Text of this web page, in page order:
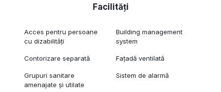
Facilități
Acces pentru persoane
cu dizabilități
Building management
system
Contorizare separată Fațadă ventilată
Grupuri sanitare
amenajate și utilate
Sistem de alarmă